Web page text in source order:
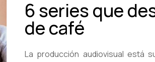
6 series que
de café
La producción audiovisual está